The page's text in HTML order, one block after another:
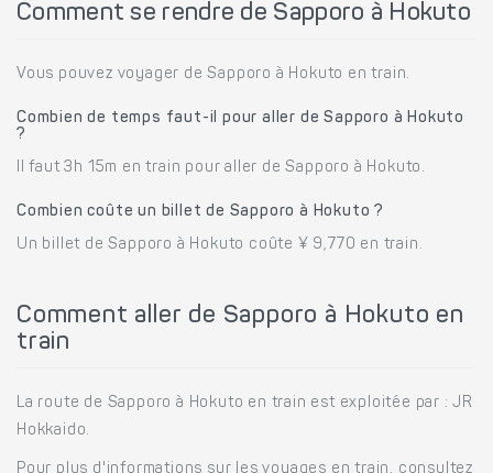
Comment se rendre de Sapporo à Hokuto
Vous pouvez voyager de Sapporo à Hokuto en train.
Combien de temps faut-il pour aller de Sapporo à Hokuto
?
Il faut 3h 15m en train pour aller de Sapporo à Hokuto.
Combien coûte un billet de Sapporo à Hokuto ?
Un billet de Sapporo à Hokuto coûte ¥ 9,770 en train.
Comment aller de Sapporo à Hokuto en
train
La route de Sapporo à Hokuto en train est exploitée par : JR
Hokkaido.
Pour plus d'informations sur les voyages en train, consultez